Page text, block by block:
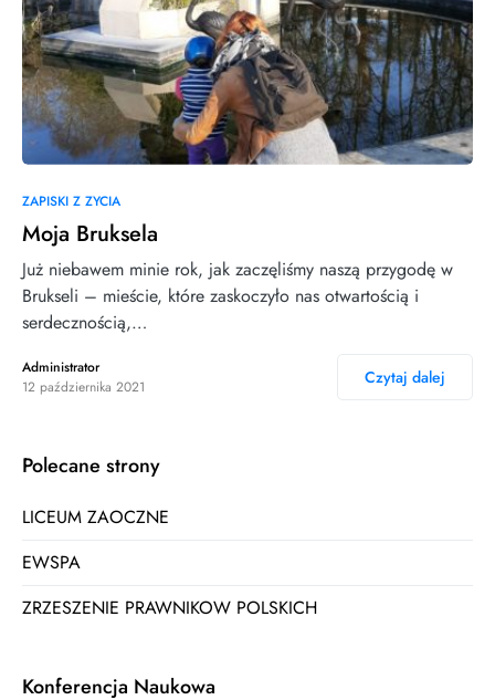
ZAPISKI Z ZYCIA
Moja Bruksela
Już niebawem minie rok, jak zaczęliśmy naszą przygodę w
Brukseli – mieście, które zaskoczyło nas otwartością i
serdecznością,…
Administrator
12 października 2021
Czytaj dalej
Polecane strony
LICEUM ZAOCZNE
EWSPA
ZRZESZENIE PRAWNIKOW POLSKICH
Konferencja Naukowa